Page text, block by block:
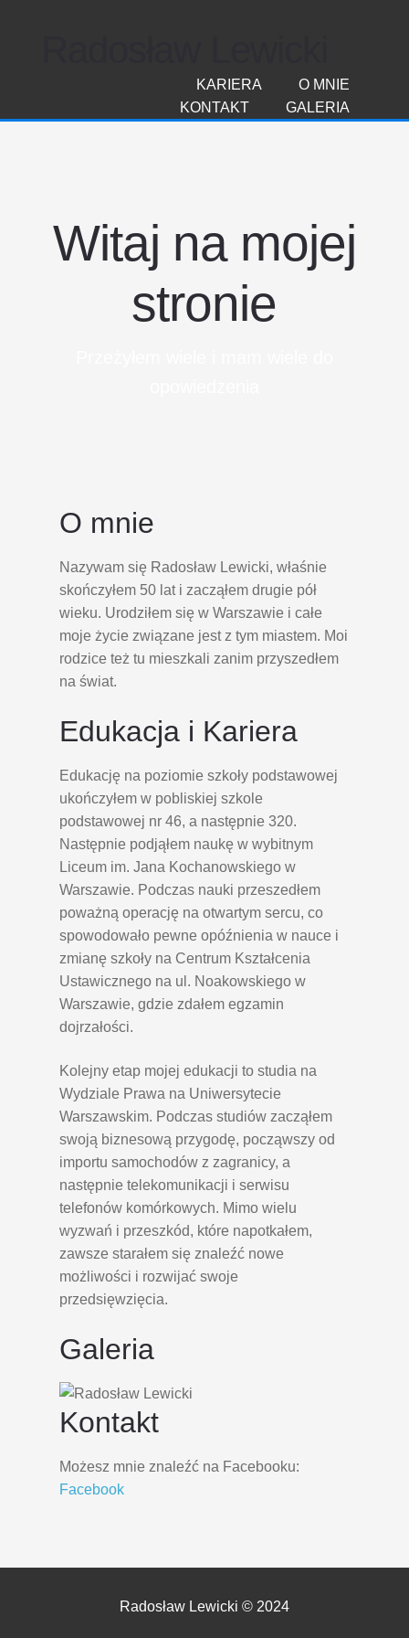
O MNIE
KARIERA
GALERIA
KONTAKT
Witaj na mojej
stronie
O mnie
Nazywam się Radosław Lewicki, właśnie
skończyłem 50 lat i zacząłem drugie pół
wieku. Urodziłem się w Warszawie i całe
moje życie związane jest z tym miastem. Moi
rodzice też tu mieszkali zanim przyszedłem
na świat.
Edukacja i Kariera
Edukację na poziomie szkoły podstawowej
ukończyłem w pobliskiej szkole
podstawowej nr 46, a następnie 320.
Następnie podjąłem naukę w wybitnym
Liceum im. Jana Kochanowskiego w
Warszawie. Podczas nauki przeszedłem
poważną operację na otwartym sercu, co
spowodowało pewne opóźnienia w nauce i
zmianę szkoły na Centrum Kształcenia
Ustawicznego na ul. Noakowskiego w
Warszawie, gdzie zdałem egzamin
dojrzałości.
Kolejny etap mojej edukacji to studia na
Wydziale Prawa na Uniwersytecie
Warszawskim. Podczas studiów zacząłem
swoją biznesową przygodę, począwszy od
importu samochodów z zagranicy, a
następnie telekomunikacji i serwisu
telefonów komórkowych. Mimo wielu
wyzwań i przeszkód, które napotkałem,
zawsze starałem się znaleźć nowe
możliwości i rozwijać swoje
przedsięwzięcia.
Galeria
Kontakt
Możesz mnie znaleźć na Facebooku:
Facebook
Radosław Lewicki © 2024